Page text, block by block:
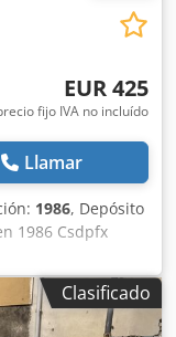
EUR 425
fijo IVA no incluído
Llamar
1986, Depósito
1986 Csdpfx
litros Presión
bar Fabricado en
en 54634
Clasificado